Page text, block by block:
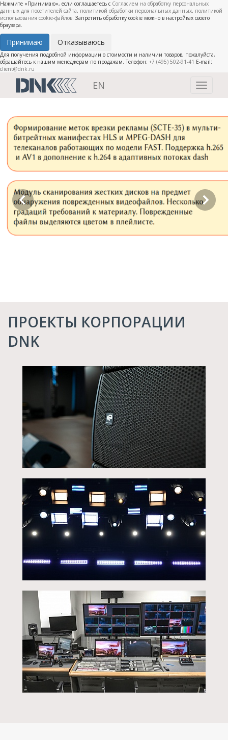
Нажмите «Принимаю», если соглашаетесь с Согласием на обработку персональных
данных для посетителей сайта, политикой обработки персональных данных, политикой
использования cookie-файлов. Запретить обработку cookie можно в настройках своего
браузера.
Принимаю Отказываюсь
Для получения подробной информации о стоимости и наличии товаров, пожалуйста,
обращайтесь к нашим менеджерам по продажам. Телефон: +7 (495) 502-91-41 E-mail:
client@dnk.ru
Toggle
EN
ПРОЕКТЫ КОРПОРАЦИИ
DNK